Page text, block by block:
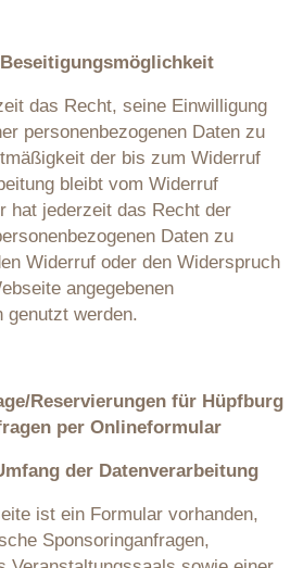
das Recht, seine Einwilligung
personenbezogenen Daten zu
der bis zum Widerruf
bleibt vom Widerruf
hat jederzeit das Recht der
Daten zu
Widerruf oder den Widerspruch
angegebenen
genutzt werden.
Reservierungen für Hüpfburg
per Onlineformular
der Datenverarbeitung
ist ein Formular vorhanden,
Sponsoringanfragen,